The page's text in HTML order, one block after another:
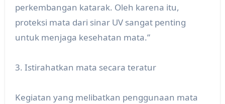
perkembangan katarak. Oleh karena itu,
proteksi mata dari sinar UV sangat penting
untuk menjaga kesehatan mata.”
3. Istirahatkan mata secara teratur
Kegiatan yang melibatkan penggunaan mata